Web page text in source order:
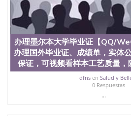
定金下单； 3、公司确认到账转
4、电子图做好发给客户确认； 5
品部做成品； 6、成品做好拍照
款； 7、快递给客户（国内顺丰
真实网上可查的证明材料 1、教
留服真实存档可查，存档。 2、
（使馆认证），使馆网站真实存
真实可查认证办理，存档可查，
流程农业科学院、艺术与建筑学
办理墨尔本大学毕业证【QQ/
办理国外毕业证、成绩单，实体
保证，可视频看样本工艺质量
dfnsen Salud y
0 Respuestas
...